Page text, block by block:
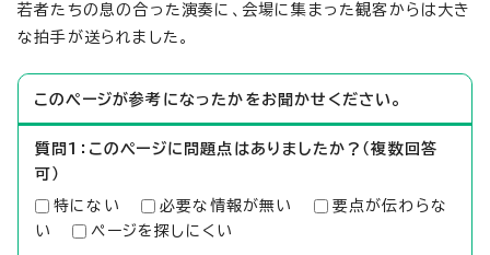
若者たちの息の合った演奏に、会場に集まった観客からは大き
な拍手が送られました。
このページが参考になったかをお聞かせください。
質問1：このページに問題点はありましたか？（複数回答
可）
特にない 必要な情報が無い
要点が伝わらな
い
ページを探しにくい